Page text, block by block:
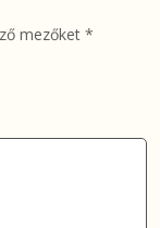
mezőket *